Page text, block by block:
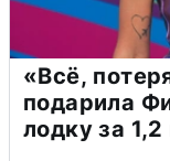
«Всё,
подарила
лодку за